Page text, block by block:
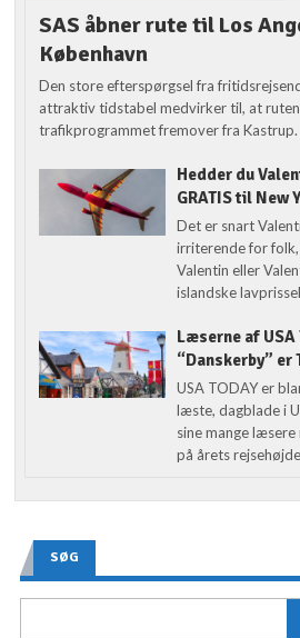
SAS åbner rute til Los
København
Den store efterspørgsel fra
attraktiv tidstabel medvirker til, at
trafikprogrammet fremover fra Kastrup.
Hedder du
GRATIS til New
Det er snart
irriterende for
Valentin eller
islandske
Læserne af USA
“Danskerby” er
USA TODAY er
læste, dagblade i
sine mange
på årets
SØG